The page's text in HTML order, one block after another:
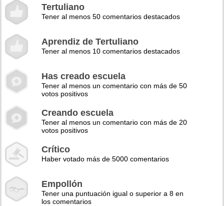
Tertuliano
Tener al menos 50 comentarios destacados
Aprendiz de Tertuliano
Tener al menos 10 comentarios destacados
Has creado escuela
Tener al menos un comentario con más de 50
votos positivos
Creando escuela
Tener al menos un comentario con más de 20
votos positivos
Crítico
Haber votado más de 5000 comentarios
Empollón
Tener una puntuación igual o superior a 8 en
los comentarios